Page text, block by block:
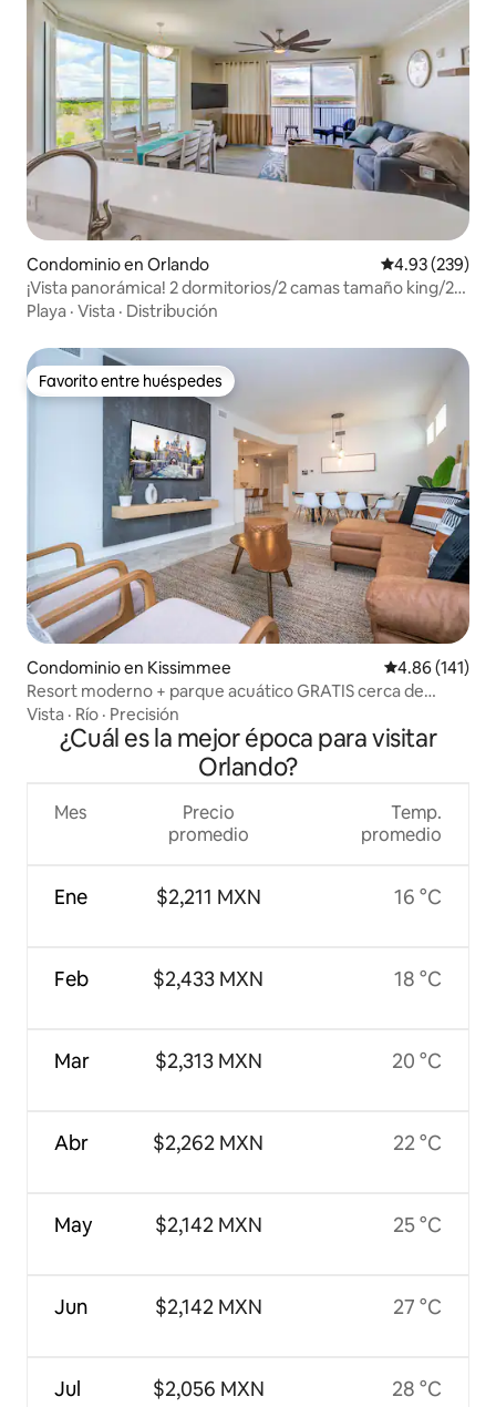
Condominio en Orlando Calificación
4.93 (239)
¡Vista panorámica! 2 dormitorios/2 camas tamaño king/2
baños, área de Disney
Playa · Vista · Distribución
Favorito entre huéspedes
Favorito entre huéspedes
Condominio en Kissimmee Calificación
4.86 (141)
Resort moderno + parque acuático GRATIS cerca de
Disney | 3171
Vista · Río · Precisión
¿Cuál es la mejor época para visitar
Orlando?
Mes
Ene
Feb
Mar
Abr
May
Jun
Jul
Precio
promedio
$2,211 MXN
$2,433 MXN
$2,313 MXN
$2,262 MXN
$2,142 MXN
$2,142 MXN
$2,056 MXN
Temp.
promedio
16 °C
18 °C
20 °C
22 °C
25 °C
27 °C
28 °C